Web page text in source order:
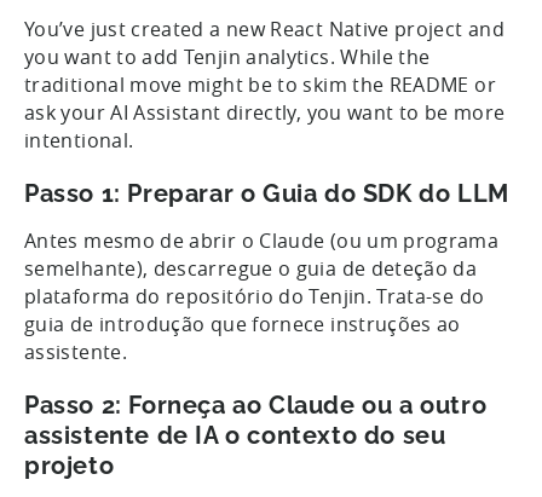
You’ve just created a new React Native project and
you want to add Tenjin analytics. While the
traditional move might be to skim the README or
ask your AI Assistant directly, you want to be more
intentional.
Passo 1: Preparar o Guia do SDK do LLM
Antes mesmo de abrir o Claude (ou um programa
semelhante), descarregue o guia de deteção da
plataforma do repositório do Tenjin. Trata-se do
guia de introdução que fornece instruções ao
assistente.
Passo 2: Forneça ao Claude ou a outro
assistente de IA o contexto do seu
projeto